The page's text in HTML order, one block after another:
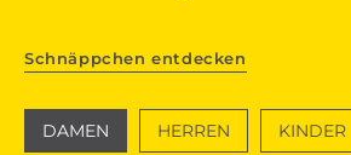
Schnäppchen entdecken
DAMEN HERREN KINDER